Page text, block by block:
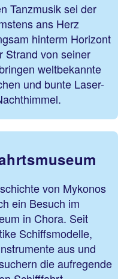
Tanzmusik sei der
ans Herz
hinterm Horizont
Strand von seiner
weltbekannte
und bunte Laser-
von Mykonos
ein Besuch im
in Chora. Seit
Schiffsmodelle,
aus und
die aufregende